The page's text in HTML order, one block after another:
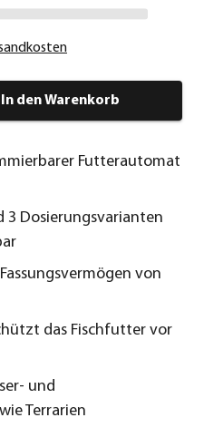
In den Warenkorb
Futterautomat
Dosierungsvarianten
von
das Fischfutter vor
und
Terrarien